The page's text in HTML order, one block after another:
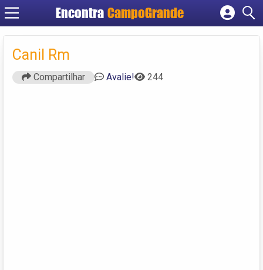
Encontra CampoGrande
Cadastrar empresa
Canil Rm
Compartilhar Avalie! 244